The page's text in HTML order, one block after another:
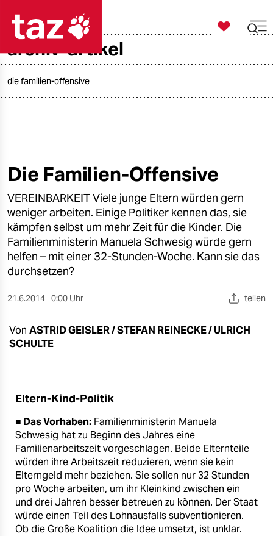
öko
gesellschaft
kultur
sport
berlin
nord
wahrheit
veranstaltungen
shop
fragen & hilfe
unterstützen
abo
genossenschaft

taz zahl ich
archiv-artikel
die familien-offensive
Die Familien-Offensive
VEREINBARKEIT Viele junge Eltern würden gern
weniger arbeiten. Einige Politiker kennen das, sie
kämpfen selbst um mehr Zeit für die Kinder. Die
Familienministerin Manuela Schwesig würde gern
helfen – mit einer 32-Stunden-Woche. Kann sie das
durchsetzen?
21.6.2014 0:00 Uhr teilen
Von ASTRID GEISLER / STEFAN REINECKE / ULRICH
SCHULTE
Eltern-Kind-Politik
■ Das Vorhaben: Familienministerin Manuela
Schwesig hat zu Beginn des Jahres eine
Familienarbeitszeit vorgeschlagen. Beide Elternteile
würden ihre Arbeitszeit reduzieren, wenn sie kein
Elterngeld mehr beziehen. Sie sollen nur 32 Stunden
pro Woche arbeiten, um ihr Kleinkind zwischen ein
und drei Jahren besser betreuen zu können. Der Staat
würde einen Teil des Lohnausfalls subventionieren.
Ob die Große Koalition die Idee umsetzt, ist unklar.